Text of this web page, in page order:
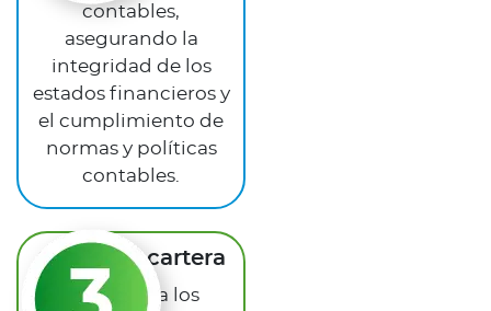
contables,
asegurando la
integridad de los
estados financieros y
el cumplimiento de
normas y políticas
contables.
Crédito y cartera
Administra los